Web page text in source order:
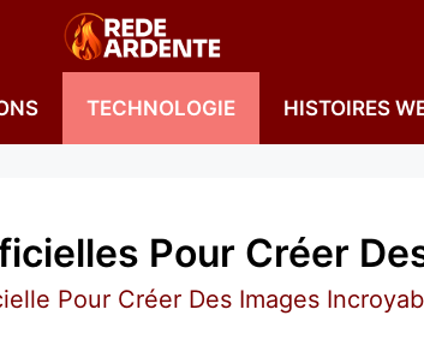
TECHNOLOGIE HISTOIRES
Pour Créer
Pour Créer Des Images